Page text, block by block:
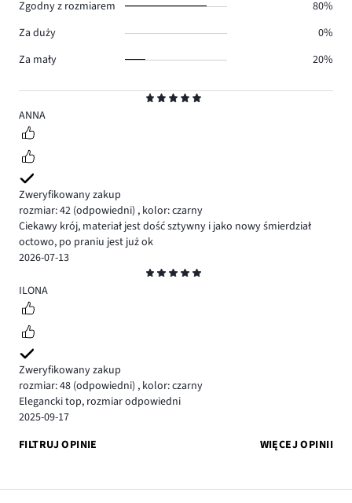
5
ANNA
Zweryfikowany zakup
rozmiar: 42 (odpowiedni) , kolor: czarny
Ciekawy krój, materiał jest dość sztywny i jako nowy śmierdział
octowo, po praniu jest już ok
2026-07-13
5
ILONA
Zweryfikowany zakup
rozmiar: 48 (odpowiedni) , kolor: czarny
Elegancki top, rozmiar odpowiedni
2025-09-17
FILTRUJ OPINIE
WIĘCEJ OPINII
Zgodny z rozmiarem
80%
Za duży
0%
Za mały
20%